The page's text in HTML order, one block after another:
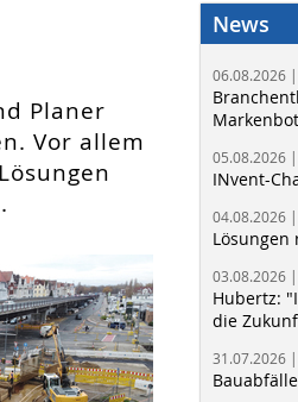
Planer
Vor allem
News
06.08.2026 |
05.08.2026 |
INvent-
04.08.2026 |
03.08.2026 |
Hubertz:
die
31.07.2026 |